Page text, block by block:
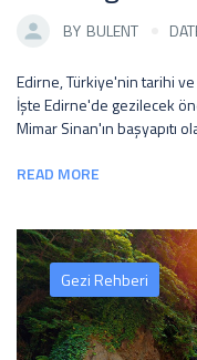
BY BULENT
Edirne, Türkiye'nin tarihi
İşte Edirne'de gezilecek
Mimar Sinan'ın başyapıtı
READ MORE
Gezi Rehberi